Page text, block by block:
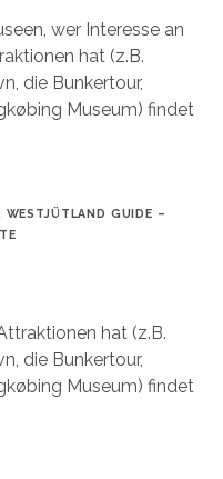
wer Interesse an
hat (z.B.
die Bunkertour,
Museum) findet
WESTJÜTLAND GUIDE –
hat (z.B.
die Bunkertour,
Museum) findet